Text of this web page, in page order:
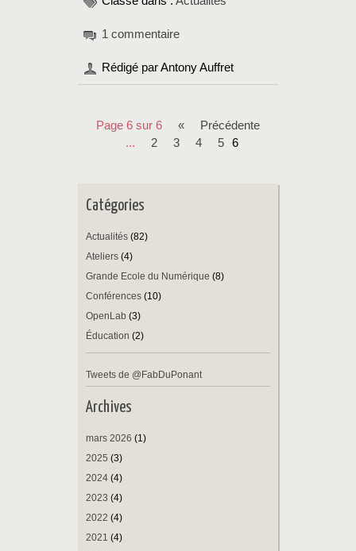
1 commentaire
Rédigé par Antony Auffret
Page 6 sur 6 «
précédente
...
2 3 4 5 6
Catégories
Actualités (82)
Ateliers (4)
Grande Ecole du Numérique (8)
Conférences (10)
OpenLab (3)
Éducation (2)
Tweets de @FabDuPonant
Archives
mars 2026 (1)
2025 (3)
2024 (4)
2023 (4)
2022 (4)
2021 (4)